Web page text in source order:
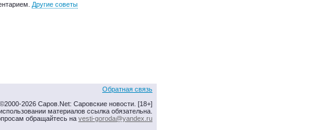
Другие советы
Обратная связь
©2000-2026 Саров.Net: Саровские новости. [18+]
материалов ссылка обязательна.
обращайтесь на vesti-goroda@yandex.ru